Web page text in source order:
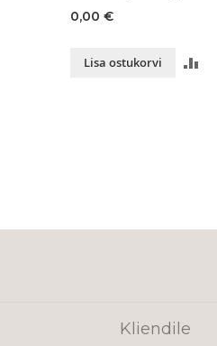
0,00 €
Lisa ostukorvi
Kliendile